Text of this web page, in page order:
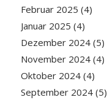
Februar 2025 (4)
Januar 2025 (4)
Dezember 2024(5)
November 2024(4)
Oktober 2024(4)
September 2024(5)